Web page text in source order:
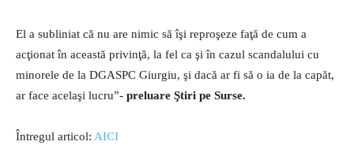
El a subliniat că nu are nimic să îşi reproşeze faţă de cum a
acţionat în această privinţă, la fel ca şi în cazul scandalului cu
minorele de la DGASPC Giurgiu, şi dacă ar fi să o ia de la capăt,
ar face acelaşi lucru”- preluare Ştiri pe Surse.
Întregul articol: AICI